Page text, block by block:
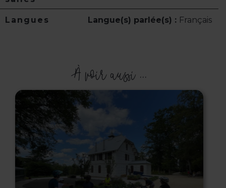
Langues Langue(s) parlée(s) : Français
À voir aussi ...